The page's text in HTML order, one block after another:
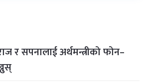
र सपनालाई अर्थमन्त्रीको फोन–